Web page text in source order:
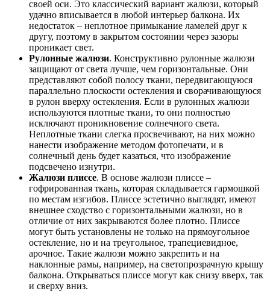
своей оси. Это классический вариант жалюзи, который
удачно вписывается в любой интерьер балкона. Их
недостаток – неплотное примыкание ламелей друг к
другу, поэтому в закрытом состоянии через зазоры
проникает свет.
Рулонные жалюзи. Конструктивно рулонные жалюзи
защищают от света лучше, чем горизонтальные. Они
представляют собой полосу ткани, передвигающуюся
параллельно плоскости остекления и сворачивающуюся
в рулон вверху остекления. Если в рулонных жалюзи
используются плотные ткани, то они полностью
исключают проникновение солнечного света.
Неплотные ткани слегка просвечивают, на них можно
нанести изображение методом фотопечати, и в
солнечный день будет казаться, что изображение
подсвечено изнутри.
Жалюзи плиссе. В основе жалюзи плиссе –
гофрированная ткань, которая складывается гармошкой
по местам изгибов. Плиссе эстетично выглядят, имеют
внешнее сходство с горизонтальными жалюзи, но в
отличие от них закрываются более плотно. Плиссе
могут быть установлены не только на прямоугольное
остекление, но и на треугольное, трапециевидное,
арочное. Такие жалюзи можно закрепить и на
наклонные рамы, например, на светопрозрачную крышу
балкона. Открываться плиссе могут как снизу вверх, так
и сверху вниз.